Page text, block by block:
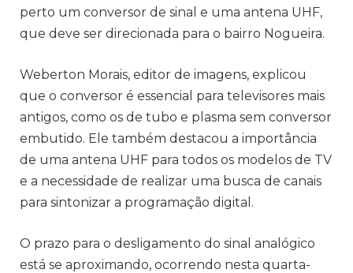
perto um conversor de sinal e uma antena UHF,
que deve ser direcionada para o bairro Nogueira.
Weberton Morais, editor de imagens, explicou
que o conversor é essencial para televisores mais
antigos, como os de tubo e plasma sem conversor
embutido. Ele também destacou a importância
de uma antena UHF para todos os modelos de TV
e a necessidade de realizar uma busca de canais
para sintonizar a programação digital.
O prazo para o desligamento do sinal analógico
está se aproximando, ocorrendo nesta quarta-